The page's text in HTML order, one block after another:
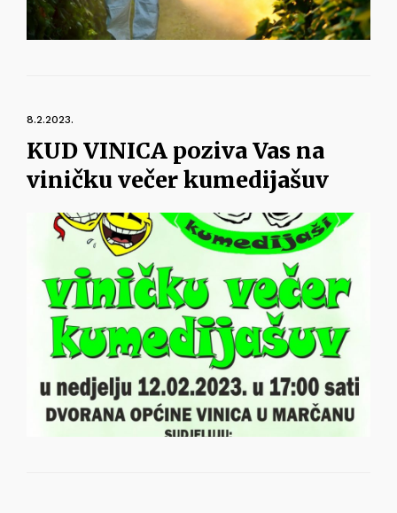
8.2.2023.
KUD VINICA poziva Vas na
viničku večer kumedijašuv